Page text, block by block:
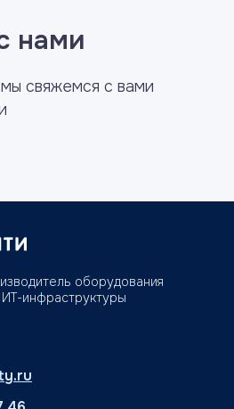
нами
свяжемся с вами
оборудования
инфраструктуры